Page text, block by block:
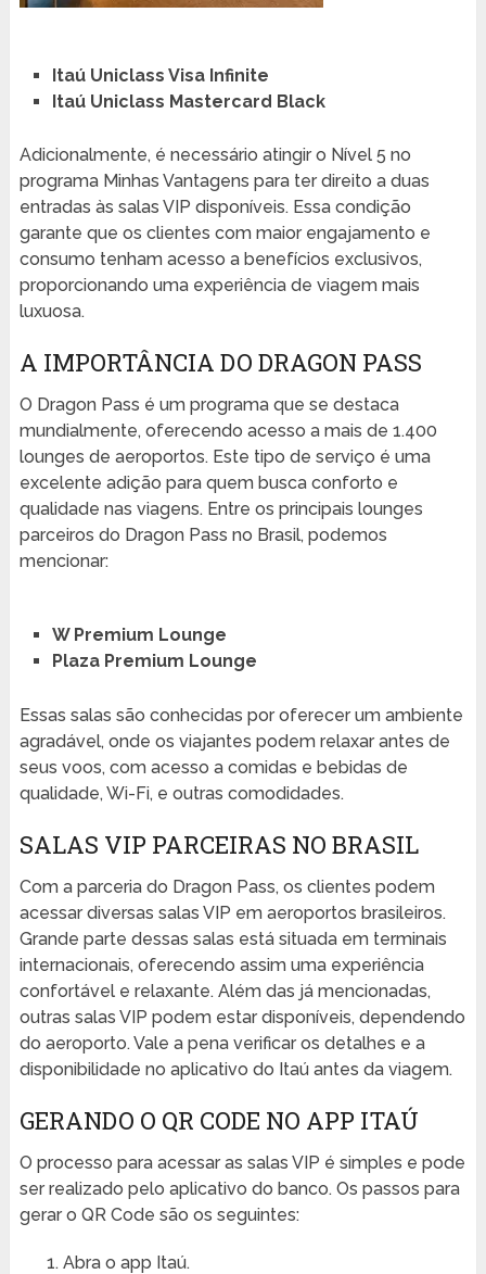
Itaú Uniclass Visa Infinite
Itaú Uniclass Mastercard Black
Adicionalmente, é necessário atingir o Nível 5 no
programa Minhas Vantagens para ter direito a duas
entradas às salas VIP disponíveis. Essa condição
garante que os clientes com maior engajamento e
consumo tenham acesso a benefícios exclusivos,
proporcionando uma experiência de viagem mais
luxuosa.
A IMPORTÂNCIA DO DRAGON PASS
O Dragon Pass é um programa que se destaca
mundialmente, oferecendo acesso a mais de 1.400
lounges de aeroportos. Este tipo de serviço é uma
excelente adição para quem busca conforto e
qualidade nas viagens. Entre os principais lounges
parceiros do Dragon Pass no Brasil, podemos
mencionar:
W Premium Lounge
Plaza Premium Lounge
Essas salas são conhecidas por oferecer um ambiente
agradável, onde os viajantes podem relaxar antes de
seus voos, com acesso a comidas e bebidas de
qualidade, Wi-Fi, e outras comodidades.
SALAS VIP PARCEIRAS NO BRASIL
Com a parceria do Dragon Pass, os clientes podem
acessar diversas salas VIP em aeroportos brasileiros.
Grande parte dessas salas está situada em terminais
internacionais, oferecendo assim uma experiência
confortável e relaxante. Além das já mencionadas,
outras salas VIP podem estar disponíveis, dependendo
do aeroporto. Vale a pena verificar os detalhes e a
disponibilidade no aplicativo do Itaú antes da viagem.
GERANDO O QR CODE NO APP ITAÚ
O processo para acessar as salas VIP é simples e pode
ser realizado pelo aplicativo do banco. Os passos para
gerar o QR Code são os seguintes:
Abra o app Itaú.